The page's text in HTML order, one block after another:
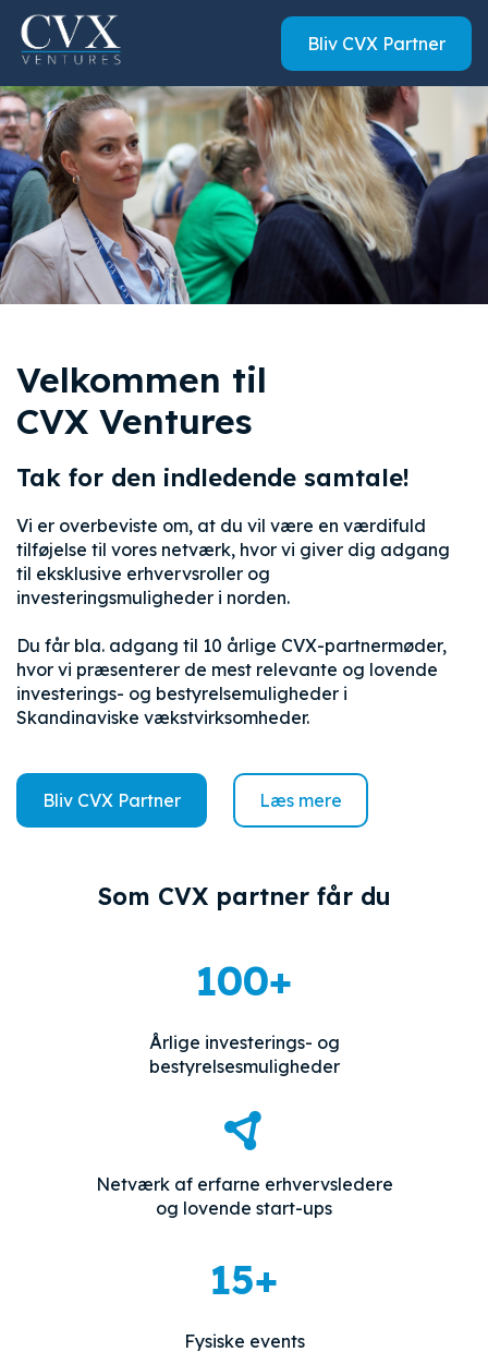
Bliv CVX Partner
Velkommen til
CVX Ventures
Tak for den indledende samtale!
Vi er overbeviste om, at du vil være en værdifuld
tilføjelse til vores netværk, hvor vi giver dig adgang
til eksklusive erhvervsroller og
investeringsmuligheder i norden.
Du får bla. adgang til 10 årlige CVX-partnermøder,
hvor vi præsenterer de mest relevante og lovende
investerings- og bestyrelsemuligheder i
Skandinaviske vækstvirksomheder.
Bliv CVX Partner Læs mere
Som CVX partner får du
100+
Årlige investerings- og
bestyrelsesmuligheder
Netværk af erfarne erhvervsledere
og lovende start-ups
15+
Fysiske events